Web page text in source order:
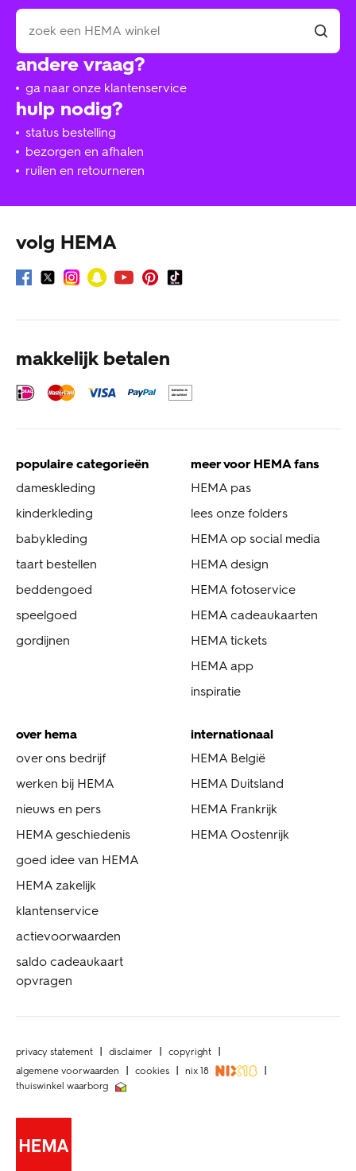
hulp nodig?
status bestelling
bezorgen en afhalen
ruilen en retourneren
andere vraag?
ga naar onze klantenservice
volg HEMA
makkelijk betalen
populaire categorieën
dameskleding
kinderkleding
babykleding
taart bestellen
beddengoed
speelgoed
gordijnen
meer voor HEMA fans
HEMA pas
lees onze folders
HEMA op social media
HEMA design
HEMA fotoservice
HEMA cadeaukaarten
HEMA tickets
HEMA app
inspiratie
over hema
over ons bedrijf
werken bij HEMA
nieuws en pers
HEMA geschiedenis
goed idee van HEMA
HEMA zakelijk
klantenservice
actievoorwaarden
saldo cadeaukaart
opvragen
internationaal
HEMA België
HEMA Duitsland
HEMA Frankrijk
HEMA Oostenrijk
privacy statement disclaimer
copyright
algemene voorwaarden
cookies
nix 18
thuiswinkel waarborg